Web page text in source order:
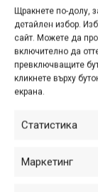
Щракнете по-долу,
детайлен избор.
сайт. Можете да
включително да
превключващите
кликнете върху
екрана.
Статистика
Маркетинг
Всичко това е
действителност?
Бързият
въведени
Белоградчик,
И двете места